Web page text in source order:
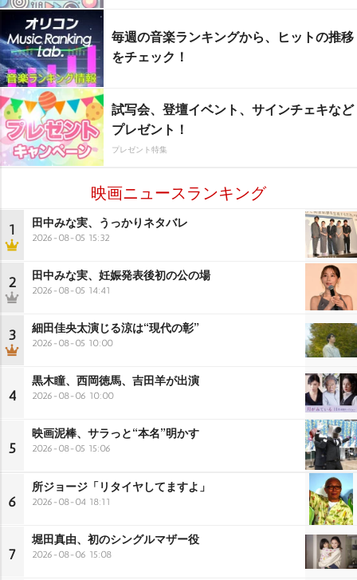
毎週の音楽ランキングから、ヒットの推移
をチェック！
試写会、登壇イベント、サインチェキなど
プレゼント！
プレゼント特集
映画ニュースランキング
1 田中みな実、うっかりネタバレ
2026-08-05 15:32
2 田中みな実、妊娠発表後初の公の場
2026-08-05 14:41
3 細田佳央太演じる涼は“現代の彰”
2026-08-05 10:00
4
黒木瞳、西岡徳馬、吉田羊が出演
2026-08-06 10:00
5
映画泥棒、サラっと“本名”明かす
2026-08-05 15:06
6
所ジョージ「リタイヤしてますよ」
2026-08-04 18:11
7
堀田真由、初のシングルマザー役
2026-08-06 15:08